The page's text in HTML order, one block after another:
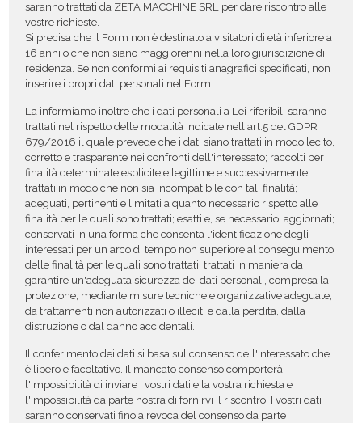
saranno trattati da ZETA MACCHINE SRL per dare riscontro alle
vostre richieste.
Si precisa che il Form non è destinato a visitatori di età inferiore a
16 anni o che non siano maggiorenni nella loro giurisdizione di
residenza. Se non conformi ai requisiti anagrafici specificati, non
inserire i propri dati personali nel Form.
La informiamo inoltre che i dati personali a Lei riferibili saranno
trattati nel rispetto delle modalità indicate nell'art.5 del GDPR
679/2016 il quale prevede che i dati siano trattati in modo lecito,
corretto e trasparente nei confronti dell'interessato; raccolti per
finalità determinate esplicite e legittime e successivamente
trattati in modo che non sia incompatibile con tali finalità;
adeguati, pertinenti e limitati a quanto necessario rispetto alle
finalità per le quali sono trattati; esatti e, se necessario, aggiornati;
conservati in una forma che consenta l'identificazione degli
interessati per un arco di tempo non superiore al conseguimento
delle finalità per le quali sono trattati; trattati in maniera da
garantire un'adeguata sicurezza dei dati personali, compresa la
protezione, mediante misure tecniche e organizzative adeguate,
da trattamenti non autorizzati o illeciti e dalla perdita, dalla
distruzione o dal danno accidentali.
Il conferimento dei dati si basa sul consenso dell'interessato che
è libero e facoltativo. Il mancato consenso comporterà
l'impossibilità di inviare i vostri dati e la vostra richiesta e
l'impossibilità da parte nostra di fornirvi il riscontro. I vostri dati
saranno conservati fino a revoca del consenso da parte